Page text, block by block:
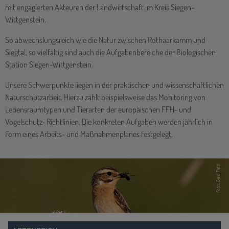
mit engagierten Akteuren der Landwirtschaft im Kreis Siegen-
Wittgenstein.
So abwechslungsreich wie die Natur zwischen Rothaarkamm und
Siegtal, so vielfältig sind auch die Aufgabenbereiche der Biologischen
Station Siegen-Wittgenstein.
Unsere Schwerpunkte liegen in der praktischen und wissenschaftlichen
Naturschutzarbeit. Hierzu zählt beispielsweise das Monitoring von
Lebensraumtypen und Tierarten der europäischen FFH- und
Vogelschutz- Richtlinien. Die konkreten Aufgaben werden jährlich in
Form eines Arbeits- und Maßnahmenplanes festgelegt.
Foto: Jasmin Mantilla
SCHUTZ DURCH NUTZUNG
Naturschutz und Landwirtschaft
MEHR INFOS >